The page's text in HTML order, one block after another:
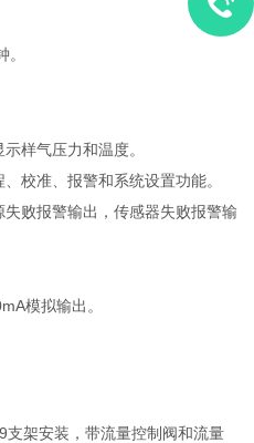
。
样气压力和温度。
校准、报警和系统设置功能。
败报警输出，传感器失败报警输
模拟输出。
支架安装，带流量控制阀和流量